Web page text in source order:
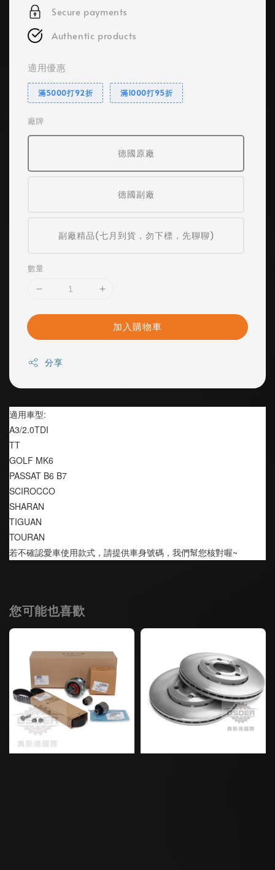
Secure payments
Authentic products
適用優惠
滿5000打92折 滿1000打95折
廠牌
德國原廠
德國副廠
副廠精品(七月到貨，勿下標，先聊聊)
數量
加入購物車
分享
適用車型:
A3/2.0TDI
TT
GOLF MK6
PASSAT B6 B7
SCIROCCO
SHARAN
TIGUAN
TOURAN
若不確認愛車使用款式，請提供車身號碼，我們幫您核對喔~
您可能也喜歡